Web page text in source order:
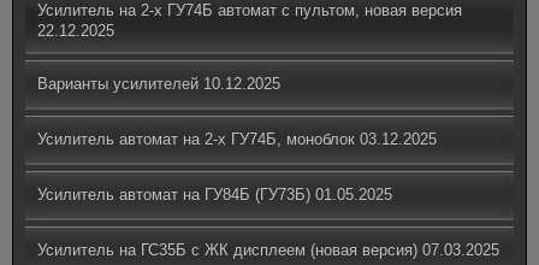
Усилитель на 2-х ГУ74Б автомат с пультом, новая версия
22.12.2025
Варианты усилителей 10.12.2025
Усилитель автомат на 2-х ГУ74Б, моноблок 03.12.2025
Усилитель автомат на ГУ84Б (ГУ73Б) 01.05.2025
Усилитель на ГС35Б с ЖК дисплеем (новая версия) 07.03.2025